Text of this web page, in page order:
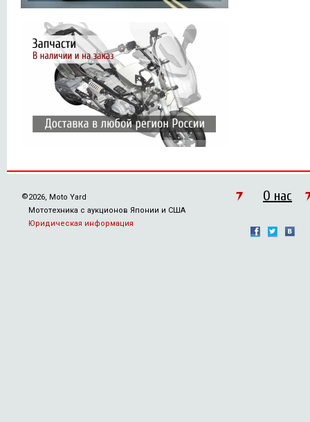
©2026, Moto Yard
Мототехника с аукционов Японии и США
Юридическая информация
О нас